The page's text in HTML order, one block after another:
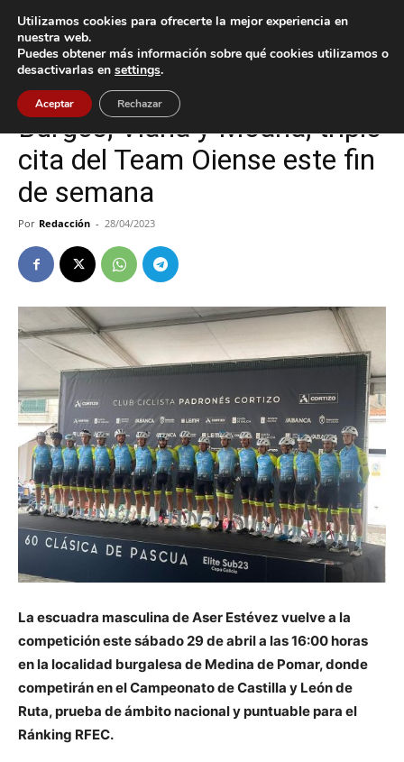
Inicio Deportes
Deportes Oia
Burgos, Viana y Moaña, triple
cita del Team Oiense este fin
de semana
Por Redacción - 28/04/2023
La escuadra masculina de Aser Estévez vuelve a la
competición este sábado 29 de abril a las 16:00 horas
en la localidad burgalesa de Medina de Pomar, donde
competirán en el Campeonato de Castilla y León de
Ruta, prueba de ámbito nacional y puntuable para el
Ránking RFEC.
Utilizamos cookies para ofrecerte la mejor experiencia en
nuestra web.
Puedes obtener más información sobre qué cookies utilizamos o
desactivarlas en settings.
Aceptar Rechazar